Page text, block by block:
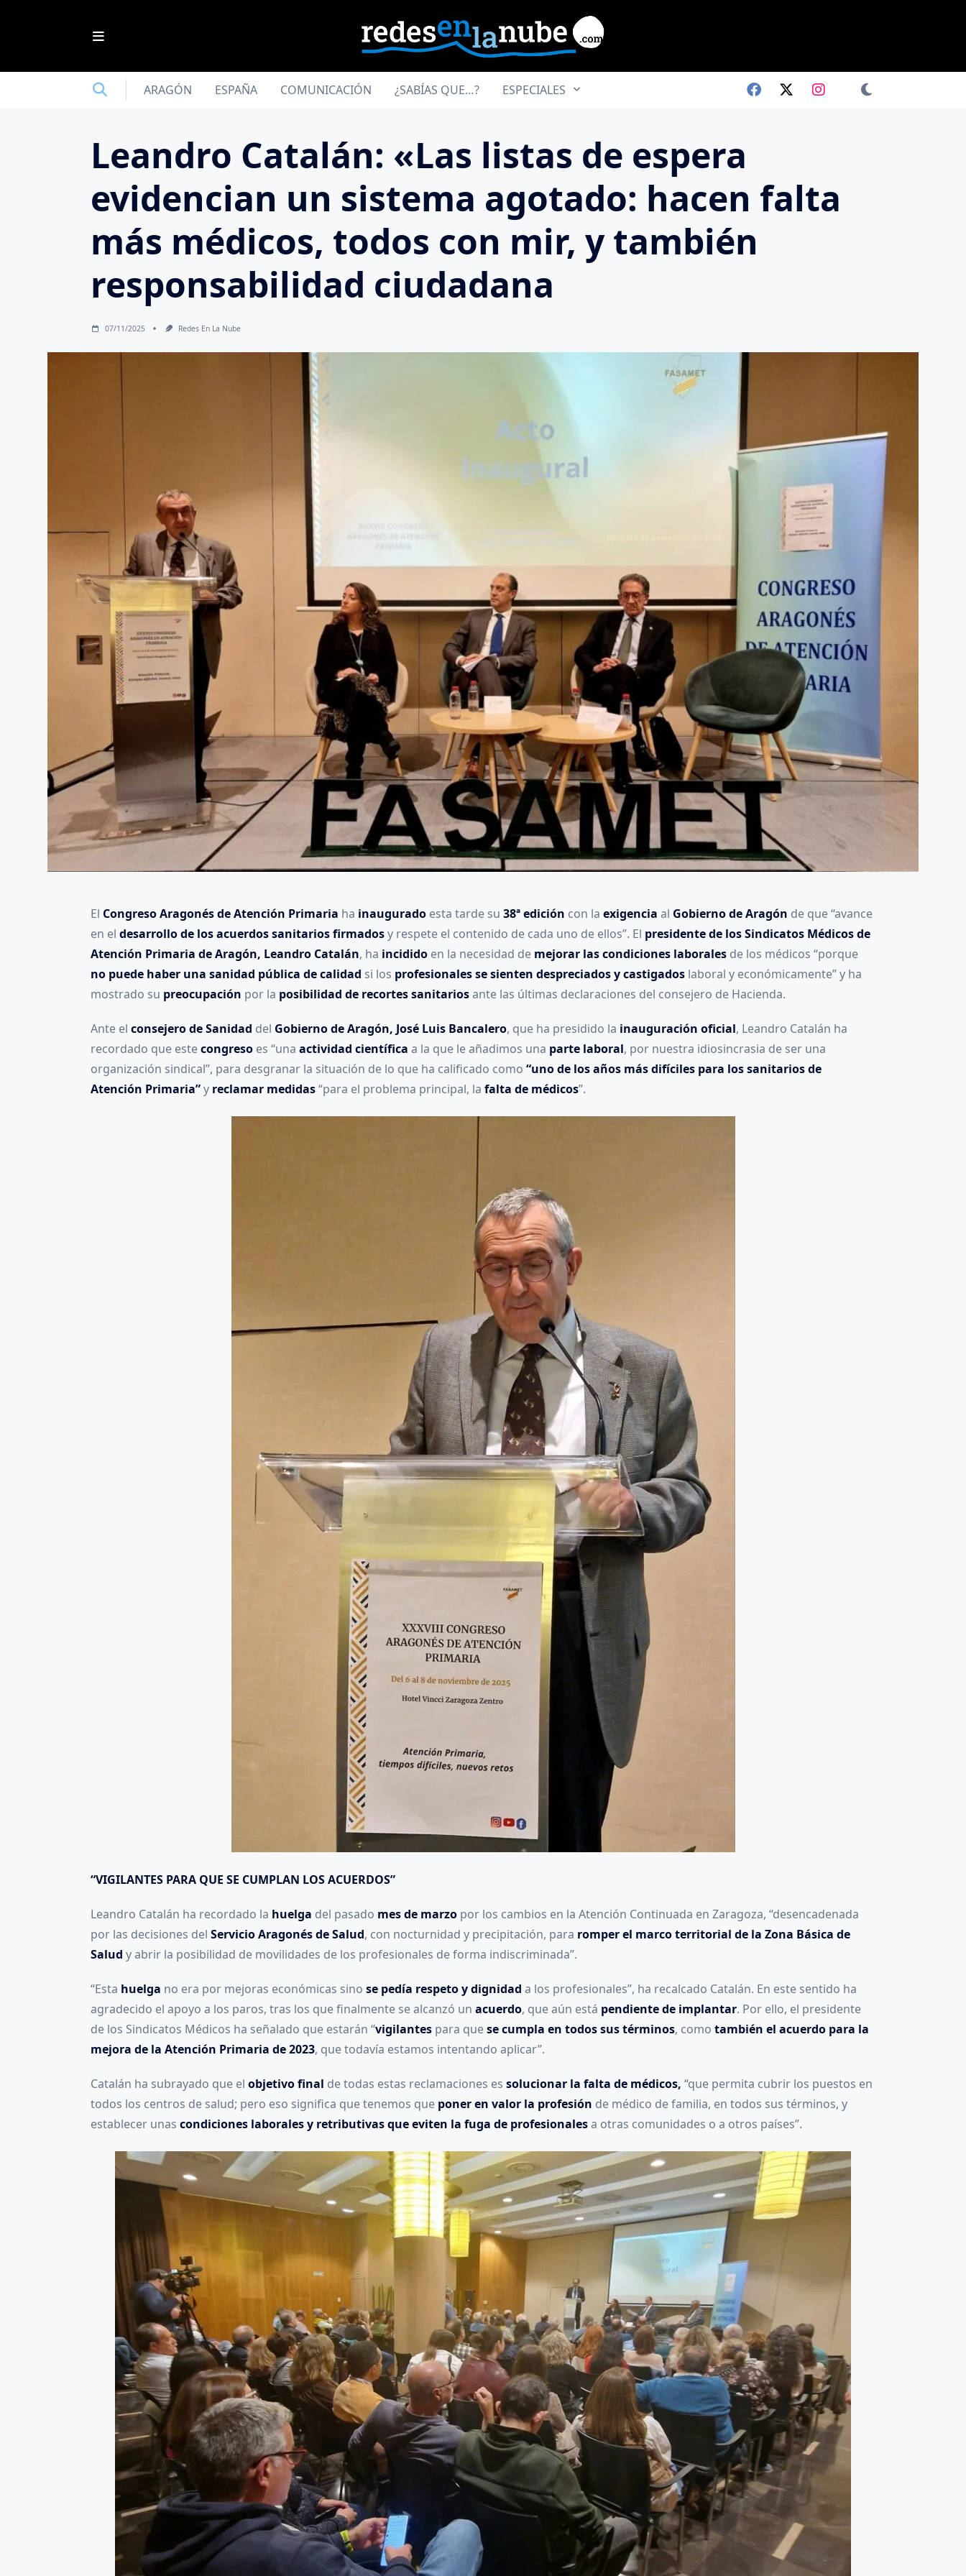
ARAGÓN ESPAÑA COMUNICACIÓN ¿SABÍAS QUE…? ESPECIALES
Leandro Catalán: «Las listas de espera
evidencian un sistema agotado: hacen falta
más médicos, todos con mir, y también
responsabilidad ciudadana
07/11/2025 Redes En La Nube
El Congreso Aragonés de Atención Primaria ha inaugurado esta tarde su 38ª edición con la exigencia al Gobierno de Aragón de que “avance
en el desarrollo de los acuerdos sanitarios firmadosy respete el contenido de cada uno de ellos”. El presidente de los Sindicatos Médicos de
Atención Primaria de Aragón, Leandro Catalán, ha incidido en la necesidad de mejorar las condiciones laborales de los médicos “porque
no puede haber una sanidad pública de calidad si los profesionales se sienten despreciados y castigados laboral y económicamente” y ha
mostrado su preocupación por la posibilidad de recortes sanitariosante las últimas declaraciones del consejero de Hacienda.
Ante el consejero de Sanidad del Gobierno de Aragón, José Luis Bancalero, que ha presidido la inauguración oficial, Leandro Catalán ha
recordado que estecongreso es “una actividad científica a la que le añadimos una parte laboral, por nuestra idiosincrasia de ser una
organización sindical”, para desgranar la situación de lo que ha calificado como “uno de los años más difíciles para los sanitarios de
Atención Primaria”y reclamar medidas“para el problema principal, la falta de médicos”.
“VIGILANTES PARA QUE SE CUMPLAN LOS ACUERDOS”
Leandro Catalán ha recordado la huelga del pasado mes de marzo por los cambios en la Atención Continuada en Zaragoza, “desencadenada
por las decisiones del Servicio Aragonés de Salud, con nocturnidad y precipitación, para romper el marco territorial de la Zona Básica de
Salud y abrir la posibilidad de movilidades de los profesionales de forma indiscriminada”.
“Esta huelga no era por mejoras económicas sino se pedía respeto y dignidad a los profesionales”, ha recalcado Catalán. En este sentido ha
agradecido el apoyo a los paros, tras los que finalmente se alcanzó un acuerdo, que aún está pendiente de implantar. Por ello, el presidente
de los Sindicatos Médicos ha señalado que estarán “vigilantes para quese cumpla en todos sus términos, como también el acuerdo para la
mejora de la Atención Primaria de 2023, que todavía estamos intentando aplicar”.
Catalán ha subrayado que el objetivo final de todas estas reclamaciones es solucionar la falta de médicos, “que permita cubrir los puestos en
todos los centros de salud; pero eso significa que tenemos que poner en valor la profesión de médico de familia, en todos sus términos, y
establecer unas condiciones laborales y retributivas que eviten la fuga de profesionalesa otras comunidades o a otros países”.